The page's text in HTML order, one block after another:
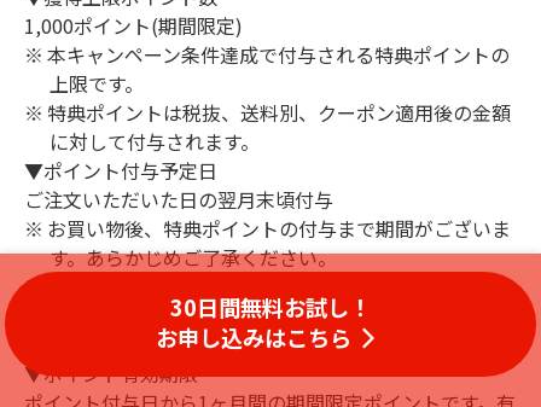
30日間無料お試し！
お申し込みはこちら
1,000ポイント(期間限定)
本キャンペーン条件達成で付与される特典ポイントの
上限です。
特典ポイントは税抜、送料別、クーポン適用後の金額
に対して付与されます。
▼ポイント付与予定日
ご注文いただいた日の翌月末頃付与
お買い物後、特典ポイントの付与まで期間がございま
す。あらかじめご了承ください。
特典ポイントは、付与予定日までにお買い物のキャン
セルや金額修正があった場合、付与対象外となること
があります。
▼ポイント有効期限